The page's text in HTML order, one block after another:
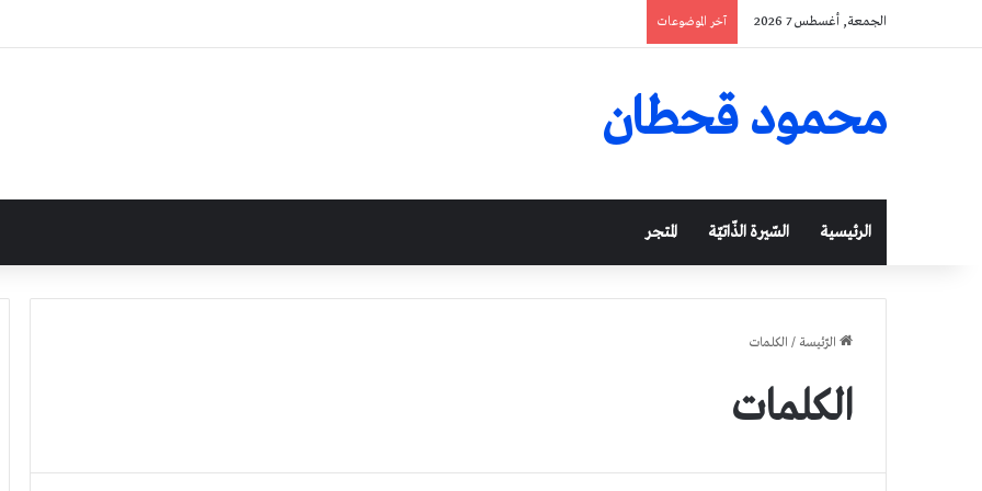
الجمعة, أغسطس 7 2026 آخر الموضوعات
محمود قحطان
الرئيسية السّيرة الذّاتيّة المتجر
الرّئيسة / الكلمات
الكلمات